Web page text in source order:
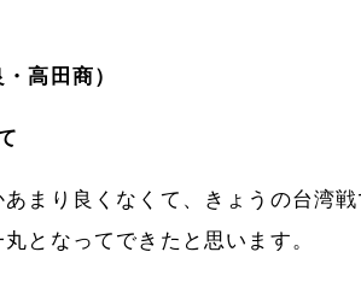
高田商）
まり良くなくて、きょうの台湾
となってできたと思います。